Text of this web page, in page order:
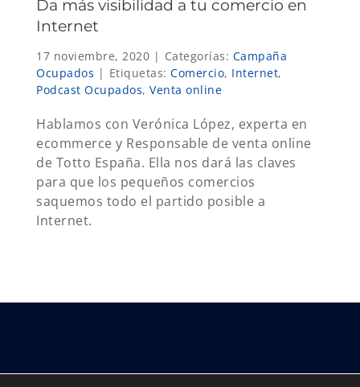
Da más visibilidad a tu comercio en
Internet
17 noviembre, 2020 | Categorías: Campaña
Ocupados | Etiquetas: Comercio, Internet,
Podcast Ocupados, Venta online
Hablamos con Verónica López, experta en
ecommerce y Responsable de venta online
de Totto España. Ella nos dará las claves
para que los pequeños comercios
saquemos todo el partido posible a
Internet.